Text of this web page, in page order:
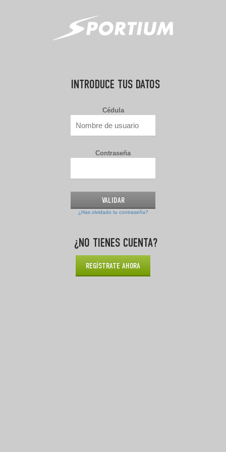
INTRODUCE TUS DATOS
Cédula
Contraseña
¿Has olvidado tu contraseña?
¿NO TIENES CUENTA?
REGÍSTRATE AHORA